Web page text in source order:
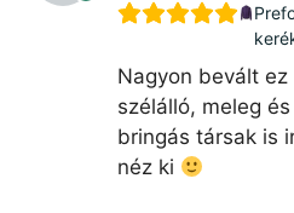
Nagyon bevált
szélálló, meleg
bringás társak is
néz ki